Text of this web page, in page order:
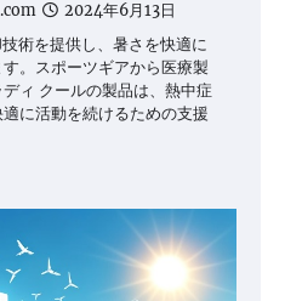
2024年6月13日
術を提供し、暑さを快適に
。スポーツギアから医療製
ィ クールの製品は、熱中症
に活動を続けるための支援